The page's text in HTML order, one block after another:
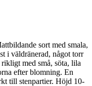
sort med smala,
i väldränerad, något torr
med små, söta, lila
efter blomning. En
till stenpartier. Höjd 10-